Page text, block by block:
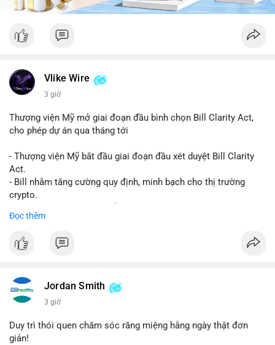
Vlike Wire
3 giờ
Thượng viện Mỹ mở giai đoạn đầu bình chọn Bill Clarity Act,
cho phép dự án qua tháng tới
- Thượng viện Mỹ bắt đầu giai đoạn đầu xét duyệt Bill Clarity
Act.
- Bill nhằm tăng cường quy định, minh bạch cho thị trường
crypto.
- Bill có thể ảnh hưởng pháp lý, hoạt động của các đồng tiền kỹ
$btc $eth
#vlikevn #titanbot
Đọc thêm
Jordan Smith
3 giờ
Duy trì thói quen chăm sóc răng miệng hằng ngày thật đơn
giản!